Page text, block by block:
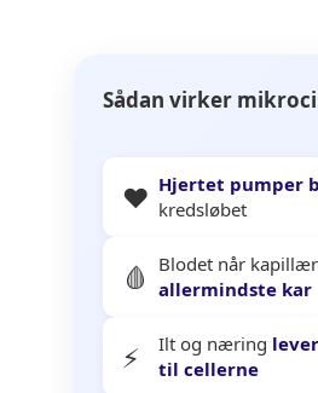
Sådan virker
❤️ Hjertet pumper
kredsløbet
🩸
Blodet når
allermindste kar
⚡ Ilt og næring
til cellerne